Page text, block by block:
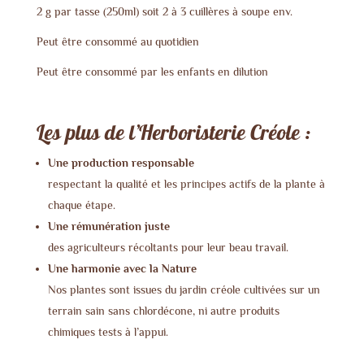
2 g par tasse (250ml) soit 2 à 3 cuillères à soupe env.
Peut être consommé au quotidien
Peut être consommé par les enfants en dilution
Les plus de l’Herboristerie Créole :
Une production responsable
respectant la qualité et les principes actifs de la plante à
chaque étape.
Une rémunération juste
des agriculteurs récoltants pour leur beau travail.
Une harmonie avec la Nature
Nos plantes sont issues du jardin créole cultivées sur un
terrain sain sans chlordécone, ni autre produits
chimiques tests à l’appui.